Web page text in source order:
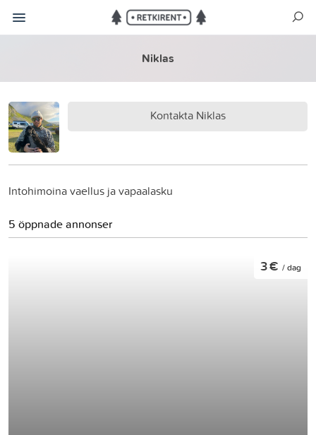
Niklas
Kontakta Niklas
Intohimoina vaellus ja vapaalasku
5 öppnade annonser
3 € / dag